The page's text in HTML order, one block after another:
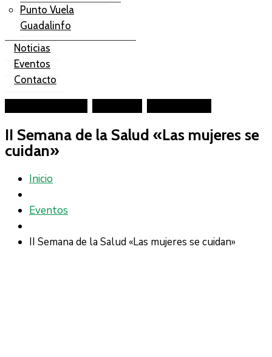
Punto Vuela
Guadalinfo
Noticias
Eventos
Contacto
II Semana de la Salud «Las mujeres se
cuidan»
Inicio
Eventos
II Semana de la Salud «Las mujeres se cuidan»